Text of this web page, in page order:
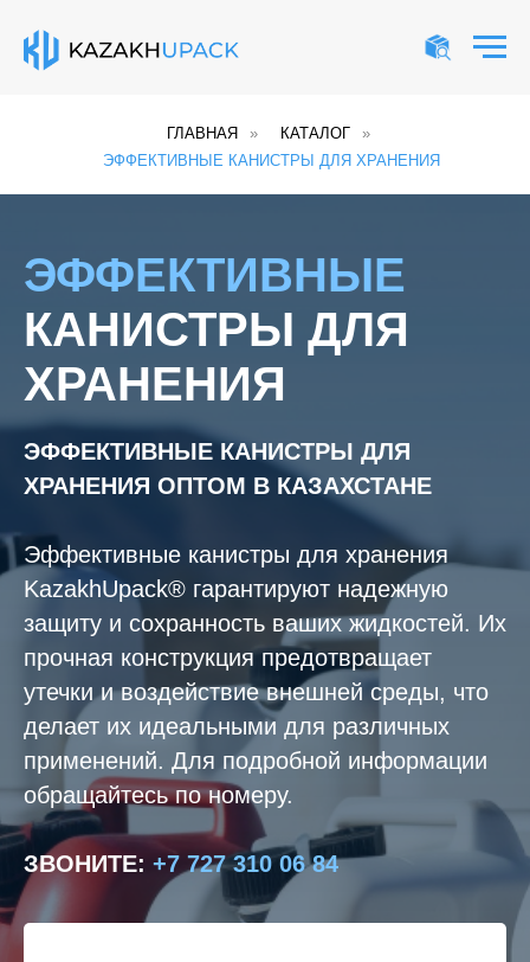
ГЛАВНАЯ » КАТАЛОГ
»
ЭФФЕКТИВНЫЕ КАНИСТРЫ ДЛЯ ХРАНЕНИЯ
ЭФФЕКТИВНЫЕ
КАНИСТРЫ ДЛЯ
ХРАНЕНИЯ
ЭФФЕКТИВНЫЕ КАНИСТРЫ ДЛЯ
ХРАНЕНИЯ ОПТОМ В КАЗАХСТАНЕ
Эффективные канистры для хранения
KazakhUpack® гарантируют надежную
защиту и сохранность ваших жидкостей. Их
прочная конструкция предотвращает
утечки и воздействие внешней среды, что
делает их идеальными для различных
применений. Для подробной информации
обращайтесь по номеру.
ЗВОНИТЕ: +7 727 310 06 84